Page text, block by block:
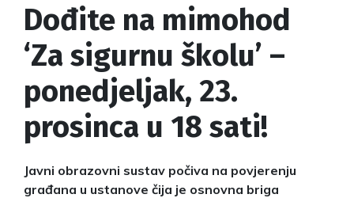
Dođite na mimohod
‘Za sigurnu školu’ –
ponedjeljak, 23.
prosinca u 18 sati!
Javni obrazovni sustav počiva na povjerenju
građana u ustanove čija je osnovna briga